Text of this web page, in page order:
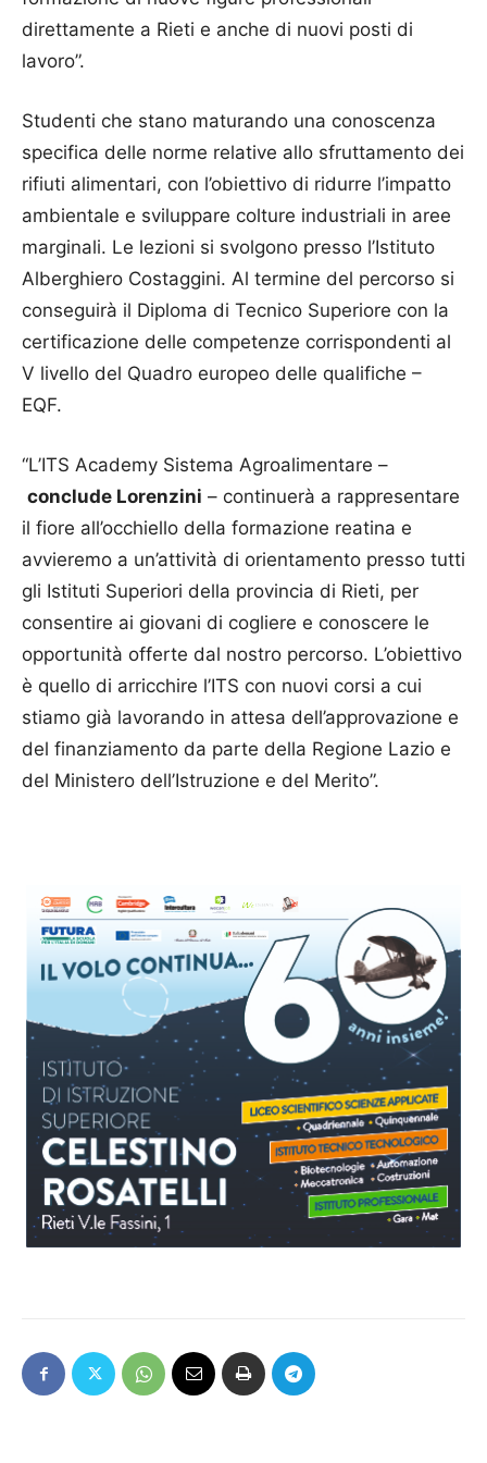
direttamente a Rieti e anche di nuovi posti di
lavoro”.
Studenti che stano maturando una conoscenza
specifica delle norme relative allo sfruttamento dei
rifiuti alimentari, con l’obiettivo di ridurre l’impatto
ambientale e sviluppare colture industriali in aree
marginali. Le lezioni si svolgono presso l’Istituto
Alberghiero Costaggini. Al termine del percorso si
conseguirà il Diploma di Tecnico Superiore con la
certificazione delle competenze corrispondenti al
V livello del Quadro europeo delle qualifiche –
EQF.
“L’ITS Academy Sistema Agroalimentare –
conclude Lorenzini – continuerà a rappresentare
il fiore all’occhiello della formazione reatina e
avvieremo a un’attività di orientamento presso tutti
gli Istituti Superiori della provincia di Rieti, per
consentire ai giovani di cogliere e conoscere le
opportunità offerte dal nostro percorso. L’obiettivo
è quello di arricchire l’ITS con nuovi corsi a cui
stiamo già lavorando in attesa dell’approvazione e
del finanziamento da parte della Regione Lazio e
del Ministero dell’Istruzione e del Merito”.